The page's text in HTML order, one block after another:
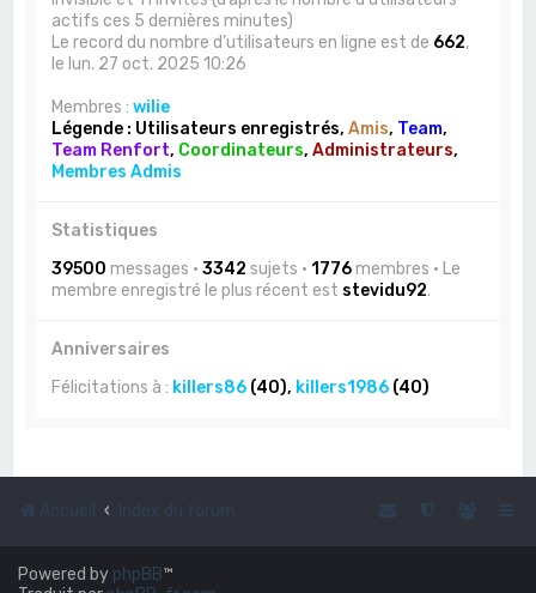
actifs ces 5 dernières minutes)
Le record du nombre d’utilisateurs en ligne est de 662,
le lun. 27 oct. 2025 10:26
Membres :wilie
Légende : Utilisateurs enregistrés,Amis, Team,
Team Renfort, Coordinateurs,Administrateurs,
Membres Admis
Statistiques
39500 messages •3342 sujets •1776membres • Le
membre enregistré le plus récent est stevidu92.
Anniversaires
Félicitations à : killers86 (40), killers1986 (40)
Index du forum
Powered by phpBB™